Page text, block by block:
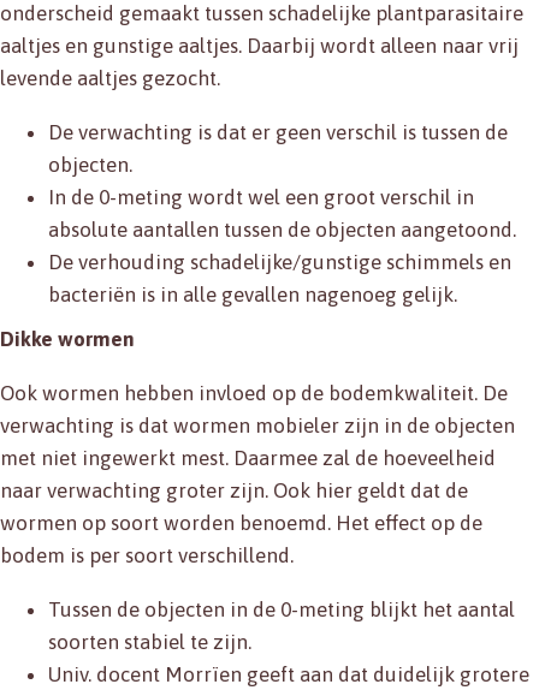
onderscheid gemaakt tussen schadelijke plantparasitaire
aaltjes en gunstige aaltjes. Daarbij wordt alleen naar vrij
levende aaltjes gezocht.
De verwachting is dat er geen verschil is tussen de
objecten.
In de 0-meting wordt wel een groot verschil in
absolute aantallen tussen de objecten aangetoond.
De verhouding schadelijke/gunstige schimmels en
bacteriën is in alle gevallen nagenoeg gelijk.
Dikke wormen
Ook wormen hebben invloed op de bodemkwaliteit. De
verwachting is dat wormen mobieler zijn in de objecten
met niet ingewerkt mest. Daarmee zal de hoeveelheid
naar verwachting groter zijn. Ook hier geldt dat de
wormen op soort worden benoemd. Het effect op de
bodem is per soort verschillend.
Tussen de objecten in de 0-meting blijkt het aantal
soorten stabiel te zijn.
Univ. docent Morrïen geeft aan dat duidelijk grotere